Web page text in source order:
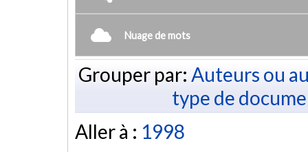
Nuage de mots
Grouper par: Auteurs ou
type de
Aller à : 1998